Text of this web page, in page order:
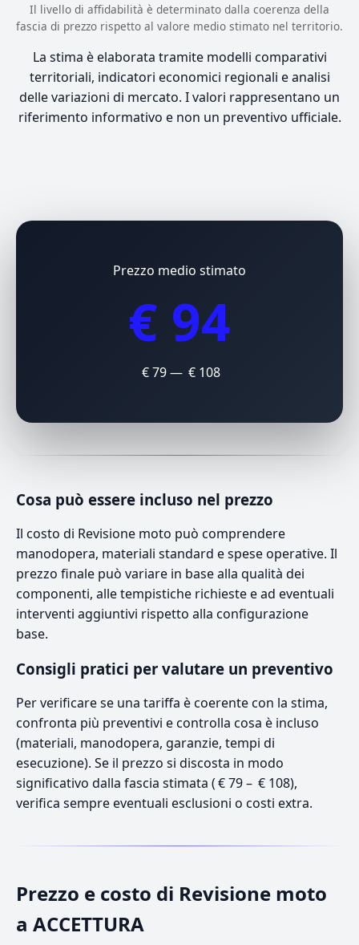
Il livello di affidabilità è determinato dalla coerenza della
fascia di prezzo rispetto al valore medio stimato nel territorio.
La stima è elaborata tramite modelli comparativi
territoriali, indicatori economici regionali e analisi
delle variazioni di mercato. I valori rappresentano un
riferimento informativo e non un preventivo ufficiale.
Prezzo medio stimato
€ 94
€ 79 — € 108
Cosa può essere incluso nel prezzo
Il costo di Revisione moto può comprendere
manodopera, materiali standard e spese operative. Il
prezzo finale può variare in base alla qualità dei
componenti, alle tempistiche richieste e ad eventuali
interventi aggiuntivi rispetto alla configurazione
base.
Consigli pratici per valutare un preventivo
Per verificare se una tariffa è coerente con la stima,
confronta più preventivi e controlla cosa è incluso
(materiali, manodopera, garanzie, tempi di
esecuzione). Se il prezzo si discosta in modo
significativo dalla fascia stimata ( € 79 – € 108),
verifica sempre eventuali esclusioni o costi extra.
Prezzo e costo di Revisione moto
a ACCETTURA